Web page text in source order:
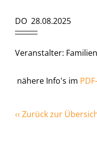
DO 28.08.2025
Veranstalter:
nähere Info's im
‹‹ Zurück zur